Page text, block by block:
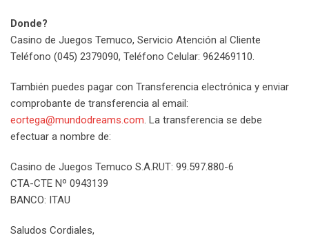
Donde?
Casino de Juegos Temuco, Servicio Atención al Cliente
Teléfono (045) 2379090, Teléfono Celular: 962469110.
También puedes pagar con Transferencia electrónica y enviar
comprobante de transferencia al email:
eortega@mundodreams.com. La transferencia se debe
efectuar a nombre de:
Casino de Juegos Temuco S.A.RUT: 99.597.880-6
CTA-CTE Nº 0943139
BANCO: ITAU
Saludos Cordiales,